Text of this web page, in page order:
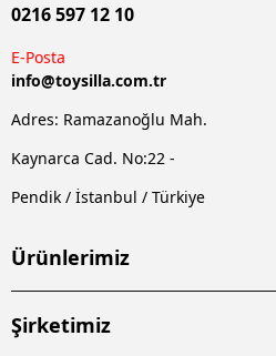
0216 597 12 10
E-Posta
info@toysilla.com.tr
Adres: Ramazanoğlu Mah.
Kaynarca Cad. No:22 -
Pendik / İstanbul / Türkiye
Ürünlerimiz
Şirketimiz